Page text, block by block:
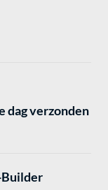
dag verzonden
Builder